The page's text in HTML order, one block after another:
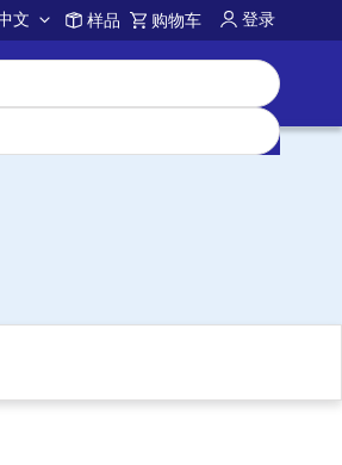
文 样品 购物车 登录